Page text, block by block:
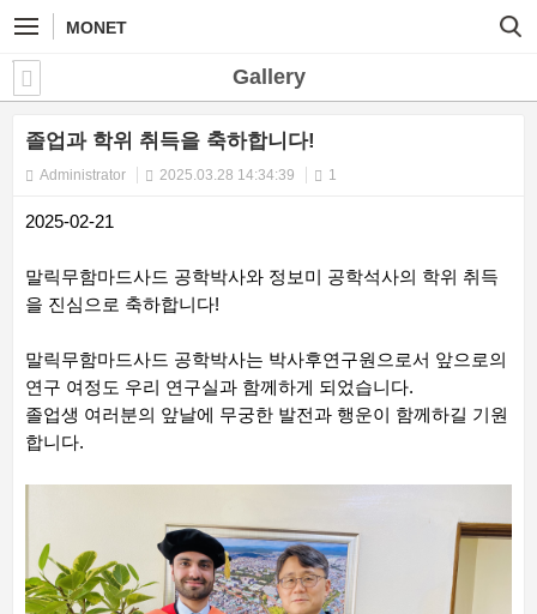
MONET
Gallery
졸업과 학위 취득을 축하합니다!
Administrator 2025.03.28 14:34:39 1
2025-02-21
말릭무함마드사드 공학박사와 정보미 공학석사의 학위 취득
을 진심으로 축하합니다!
말릭무함마드사드 공학박사는 박사후연구원으로서 앞으로의
연구 여정도 우리 연구실과 함께하게 되었습니다.
졸업생 여러분의 앞날에 무궁한 발전과 행운이 함께하길 기원
합니다.